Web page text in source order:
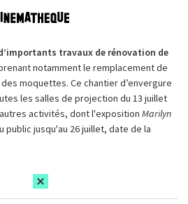
travaux de rénovation de
notamment le remplacement de
moquettes. Ce chantier d’envergure
les salles de projection du 13 juillet
activités, dont l'exposition Marilyn
public jusqu'au 26 juillet, date de la